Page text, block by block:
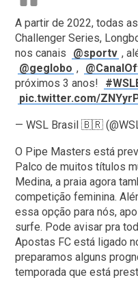
A partir de 2022, todas
Challenger Series,
nos canais
@sportv ,
@geglobo ,
próximos 3 anos!
pic.twitter.com/
— WSL Brasil 🇧🇷
O Pipe Masters está
Palco de muitos títulos
Medina, a praia agora
competição feminina.
essa opção para nós,
surfe. Pode avisar pra
Apostas FC está ligado
preparamos alguns
temporada que está